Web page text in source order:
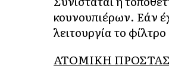
κουνουπιέρων. Εάν
λειτουργία το
ΑΤΟΜΙΚΗ